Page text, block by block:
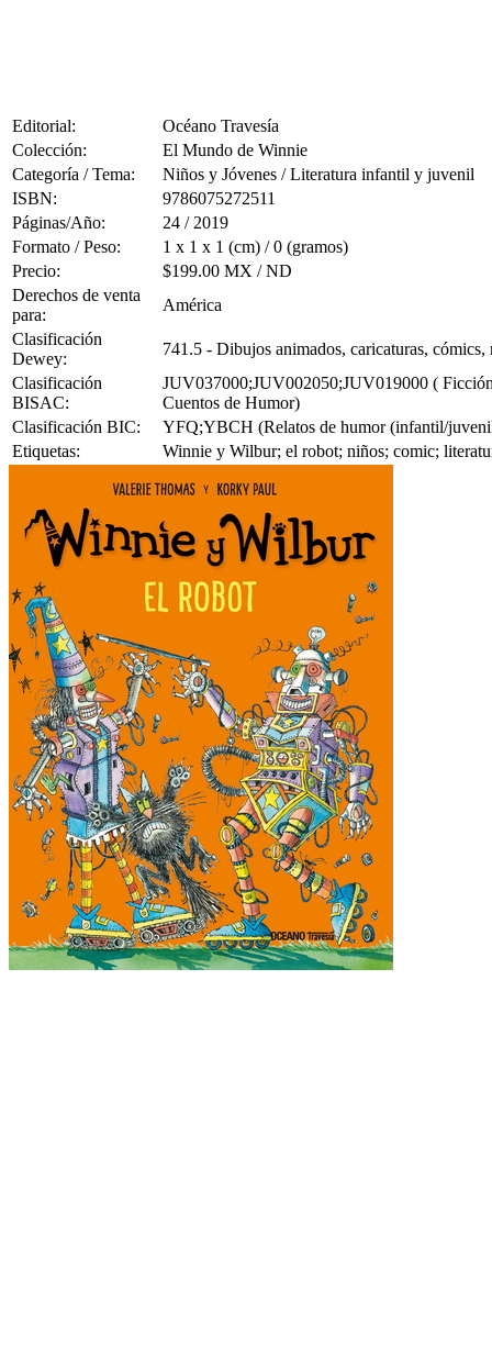
Editorial:
Océano Travesía
Colección:
El Mundo de Winnie
Categoría / Tema:
Niños y Jóvenes / Literatura infantil y juvenil
ISBN:
9786075272511
Páginas/Año:
24 / 2019
Formato / Peso:
1 x 1 x 1 (cm) / 0 (gramos)
Precio:
$199.00 MX / ND
Derechos de venta
para:
América
Clasificación
Dewey:
741.5 - Dibujos animados, caricaturas, cómics,
Clasificación
BISAC:
JUV037000;JUV002050;JUV019000 (
Cuentos de Humor)
Clasificación BIC:
YFQ;YBCH (Relatos de humor (infantil/
Etiquetas:
Winnie y Wilbur; el robot; niños; comic;